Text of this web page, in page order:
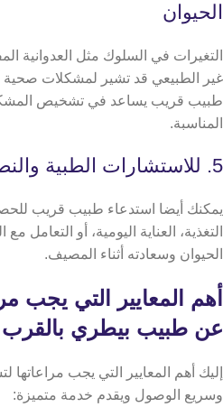
الحيوان
التغيرات في السلوك مثل العدوانية
غير الطبيعي قد تشير لمشكلات صحية
طبيب قريب يساعد في تشخيص
المناسبة.
5. للاستشارات الطبية والنصائح الغذائية
يمكنك أيضا استدعاء طبيب قريب
التغذية، العناية اليومية، أو التعامل
الحيوان وسعادته أثناء المصيف.
​​أهم المعايير التي يجب
عن طبيب بيطري
​​إليك أهم المعايير التي يجب
وسريع الوصول ويقدم خدمة متميزة: